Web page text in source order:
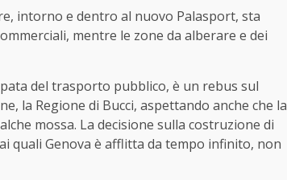
intorno e dentro al nuovo Palasport, sta
mentre le zone da alberare e dei
del trasporto pubblico, è un rebus sul
la Regione di Bucci, aspettando anche che la
mossa. La decisione sulla costruzione di
quali Genova è afflitta da tempo infinito, non